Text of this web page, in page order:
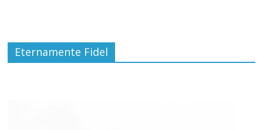
Eternamente Fidel